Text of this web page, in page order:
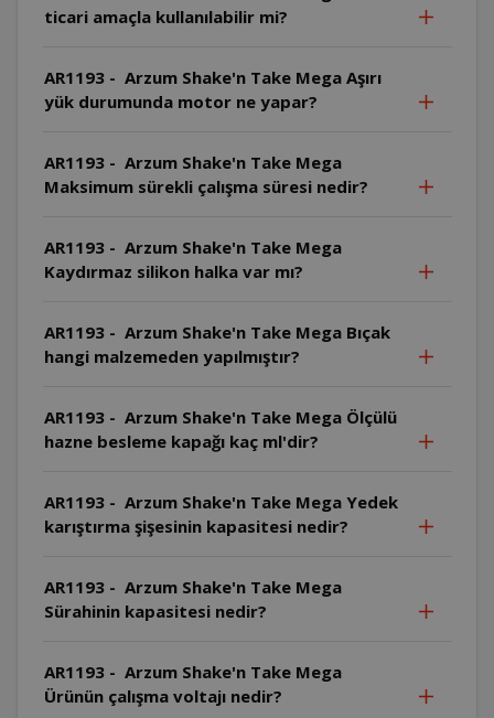
ticari amaçla kullanılabilir mi?
AR1193 - Arzum Shake'n Take Mega Aşırı
yük durumunda motor ne yapar?
AR1193 - Arzum Shake'n Take Mega
Maksimum sürekli çalışma süresi nedir?
AR1193 - Arzum Shake'n Take Mega
Kaydırmaz silikon halka var mı?
AR1193 - Arzum Shake'n Take Mega Bıçak
hangi malzemeden yapılmıştır?
AR1193 - Arzum Shake'n Take Mega Ölçülü
hazne besleme kapağı kaç ml'dir?
AR1193 - Arzum Shake'n Take Mega Yedek
karıştırma şişesinin kapasitesi nedir?
AR1193 - Arzum Shake'n Take Mega
Sürahinin kapasitesi nedir?
AR1193 - Arzum Shake'n Take Mega
Ürünün çalışma voltajı nedir?